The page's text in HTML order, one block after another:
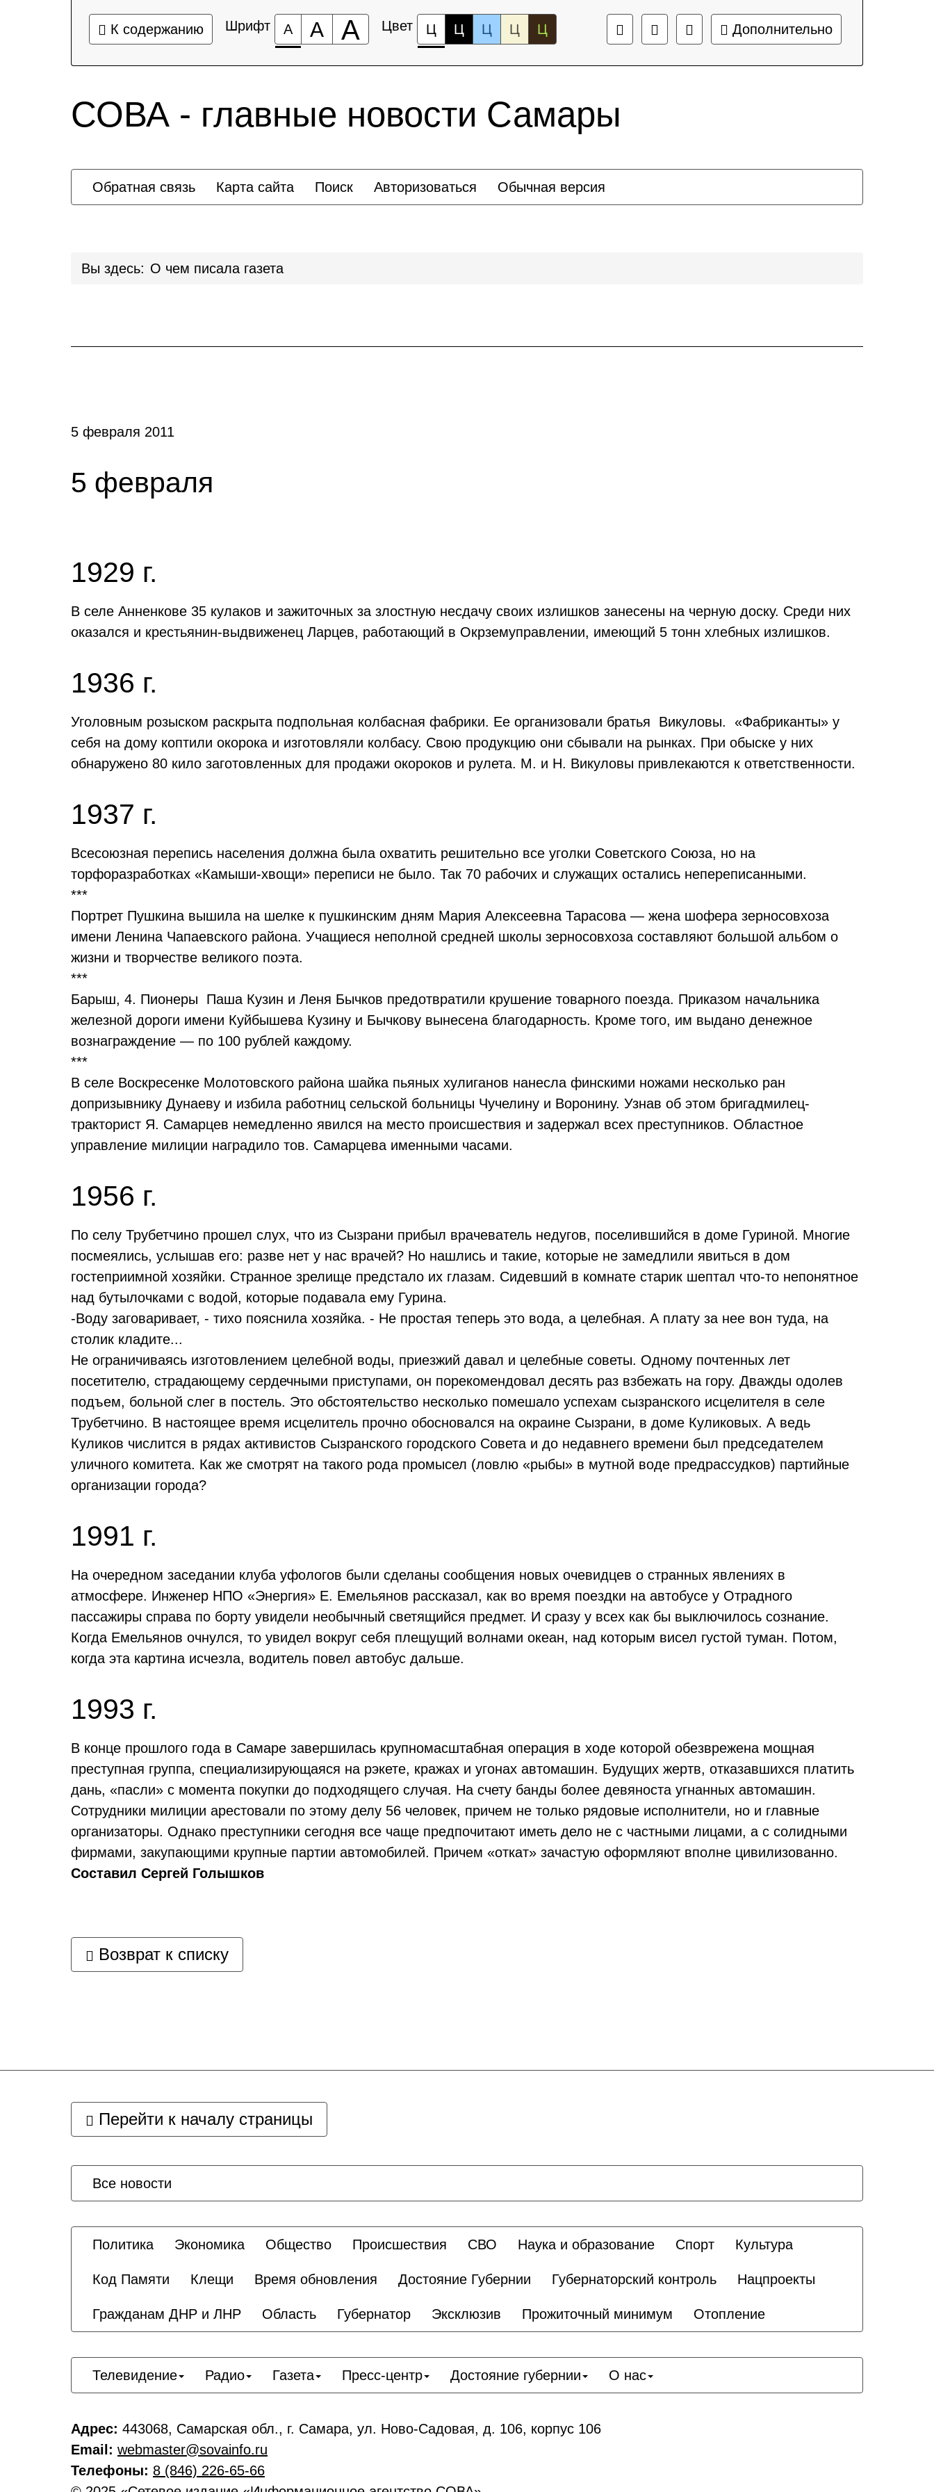
К содержанию Шрифт А А А Цвет Ц Ц Ц Ц Ц Дополнительно
СОВА - главные новости Самары
Обратная связь Карта сайта Поиск Авторизоваться Обычная версия
Вы здесь: О чем писала газета
5 февраля 2011
5 февраля
1929 г.
В селе Анненкове 35 кулаков и зажиточных за злостную несдачу своих излишков занесены на черную доску. Среди них
оказался и крестьянин-выдвиженец Ларцев, работающий в Окрземуправлении, имеющий 5 тонн хлебных излишков.
1936 г.
Уголовным розыском раскрыта подпольная колбасная фабрики. Ее организовали братья Викуловы. «Фабриканты» у
себя на дому коптили окорока и изготовляли колбасу. Свою продукцию они сбывали на рынках. При обыске у них
обнаружено 80 кило заготовленных для продажи окороков и рулета. М. и Н. Викуловы привлекаются к ответственности.
1937 г.
Всесоюзная перепись населения должна была охватить решительно все уголки Советского Союза, но на
торфоразработках «Камыши-хвощи» переписи не было. Так 70 рабочих и служащих остались непереписанными.
***
Портрет Пушкина вышила на шелке к пушкинским дням Мария Алексеевна Тарасова — жена шофера зерносовхоза
имени Ленина Чапаевского района. Учащиеся неполной средней школы зерносовхоза составляют большой альбом о
жизни и творчестве великого поэта.
***
Барыш, 4. Пионеры Паша Кузин и Леня Бычков предотвратили крушение товарного поезда. Приказом начальника
железной дороги имени Куйбышева Кузину и Бычкову вынесена благодарность. Кроме того, им выдано денежное
вознаграждение — по 100 рублей каждому.
***
В селе Воскресенке Молотовского района шайка пьяных хулиганов нанесла финскими ножами несколько ран
допризывнику Дунаеву и избила работниц сельской больницы Чучелину и Воронину. Узнав об этом бригадмилец-
тракторист Я. Самарцев немедленно явился на место происшествия и задержал всех преступников. Областное
управление милиции наградило тов. Самарцева именными часами.
1956 г.
По селу Трубетчино прошел слух, что из Сызрани прибыл врачеватель недугов, поселившийся в доме Гуриной. Многие
посмеялись, услышав его: разве нет у нас врачей? Но нашлись и такие, которые не замедлили явиться в дом
гостеприимной хозяйки. Странное зрелище предстало их глазам. Сидевший в комнате старик шептал что-то непонятное
над бутылочками с водой, которые подавала ему Гурина.
-Воду заговаривает, - тихо пояснила хозяйка. - Не простая теперь это вода, а целебная. А плату за нее вон туда, на
столик кладите...
Не ограничиваясь изготовлением целебной воды, приезжий давал и целебные советы. Одному почтенных лет
посетителю, страдающему сердечными приступами, он порекомендовал десять раз взбежать на гору. Дважды одолев
подъем, больной слег в постель. Это обстоятельство несколько помешало успехам сызранского исцелителя в селе
Трубетчино. В настоящее время исцелитель прочно обосновался на окраине Сызрани, в доме Куликовых. А ведь
Куликов числится в рядах активистов Сызранского городского Совета и до недавнего времени был председателем
уличного комитета. Как же смотрят на такого рода промысел (ловлю «рыбы» в мутной воде предрассудков) партийные
организации города?
1991 г.
На очередном заседании клуба уфологов были сделаны сообщения новых очевидцев о странных явлениях в
атмосфере. Инженер НПО «Энергия» Е. Емельянов рассказал, как во время поездки на автобусе у Отрадного
пассажиры справа по борту увидели необычный светящийся предмет. И сразу у всех как бы выключилось сознание.
Когда Емельянов очнулся, то увидел вокруг себя плещущий волнами океан, над которым висел густой туман. Потом,
когда эта картина исчезла, водитель повел автобус дальше.
1993 г.
В конце прошлого года в Самаре завершилась крупномасштабная операция в ходе которой обезврежена мощная
преступная группа, специализирующаяся на рэкете, кражах и угонах автомашин. Будущих жертв, отказавшихся платить
дань, «пасли» с момента покупки до подходящего случая. На счету банды более девяноста угнанных автомашин.
Сотрудники милиции арестовали по этому делу 56 человек, причем не только рядовые исполнители, но и главные
организаторы. Однако преступники сегодня все чаще предпочитают иметь дело не с частными лицами, а с солидными
фирмами, закупающими крупные партии автомобилей. Причем «откат» зачастую оформляют вполне цивилизованно.
Составил Сергей Голышков
Возврат к списку
Перейти к началу страницы
Все новости
Политика Экономика Общество Происшествия СВО Наука и образование Спорт Культура
Код Памяти Клещи Время обновления Достояние Губернии Губернаторский контроль Нацпроекты
Гражданам ДНР и ЛНР Область Губернатор Эксклюзив Прожиточный минимум Отопление
Телевидение Радио Газета Пресс-центр Достояние губернии О нас
Адрес: 443068, Самарская обл., г. Самара, ул. Ново-Садовая, д. 106, корпус 106
Email: webmaster@sovainfo.ru
Телефоны: 8 (846) 226-65-66